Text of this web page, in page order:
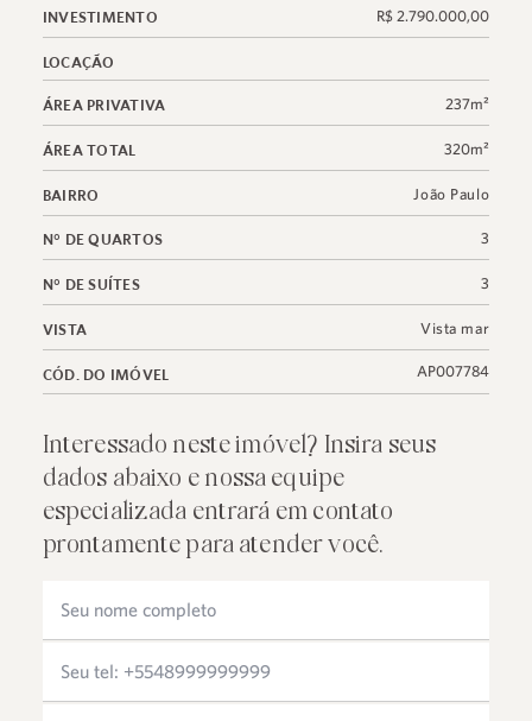
INVESTIMENTO R$ 2.790.000,00
LOCAÇÃO
ÁREA PRIVATIVA 237m²
ÁREA TOTAL 320m²
BAIRRO João Paulo
N° DE QUARTOS 3
N° DE SUÍTES 3
VISTA Vista mar
CÓD. DO IMÓVEL AP007784
Interessado neste imóvel? Insira seus
dados abaixo e nossa equipe
especializada entrará em contato
prontamente para atender você.